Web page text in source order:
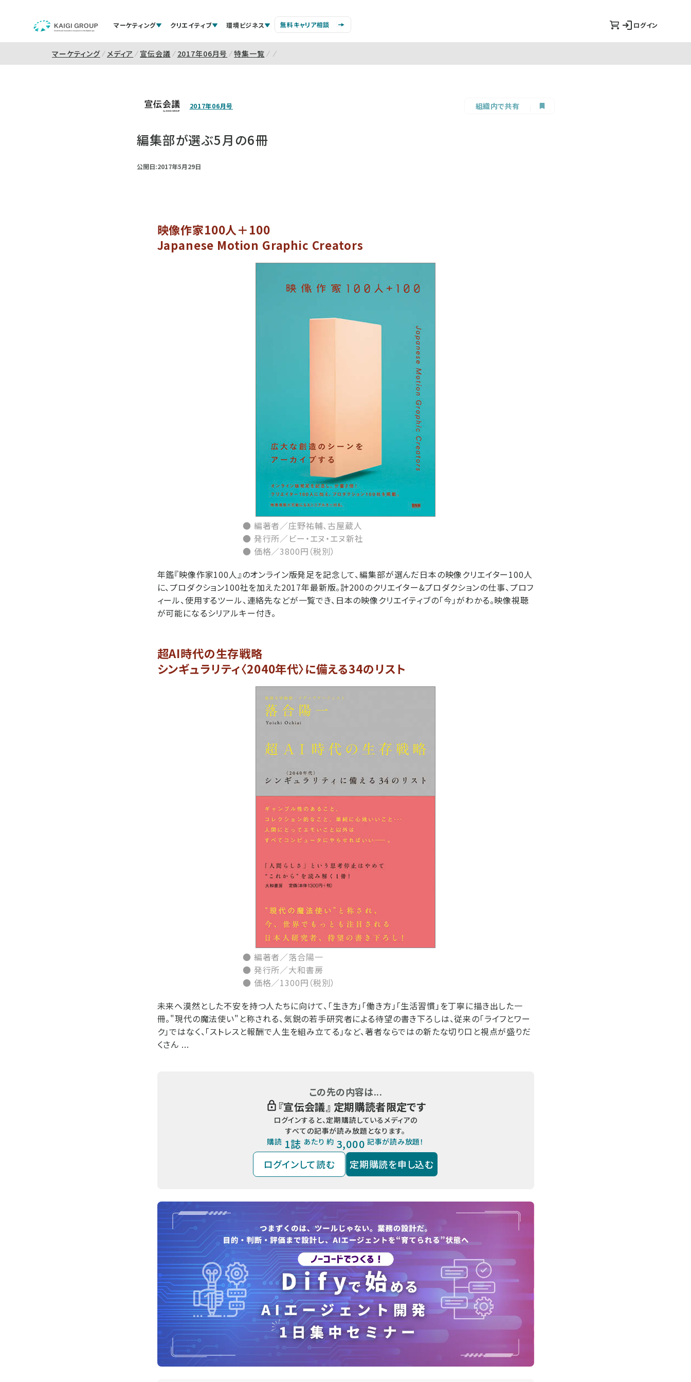
マーケティング クリエイティブ 環境ビジネス 無料キャリア相談 ログイン
マーケティング メディア 宣伝会議 2017年06月号 特集一覧
2017年06月号 組織内で共有
編集部が選ぶ5月の6冊
公開日:2017年5月29日
映像作家100人＋100
Japanese Motion Graphic Creators
● 編著者／庄野祐輔、古屋蔵人
● 発行所／ビー・エヌ・エヌ新社
● 価格／3800円（税別）
年鑑『映像作家100人』のオンライン版発足を記念して、編集部が選んだ日本の映像クリエイター100人
に、プロダクション100社を加えた2017年最新版。計200のクリエイター&プロダクションの仕事、プロフ
ィール、使用するツール、連絡先などが一覧でき、日本の映像クリエイティブの「今」がわかる。映像視聴
が可能になるシリアルキー付き。
超AI時代の生存戦略
シンギュラリティ〈2040年代〉に備える34のリスト
● 編著者／落合陽一
● 発行所／大和書房
● 価格／1300円（税別）
未来へ漠然とした不安を持つ人たちに向けて、「生き方」「働き方」「生活習慣」を丁寧に描き出した一
冊。"現代の魔法使い"と称される、気鋭の若手研究者による待望の書き下ろしは、従来の「ライフとワー
ク」ではなく、「ストレスと報酬で人生を組み立てる」など、著者ならではの新たな切り口と視点が盛りだ
くさん ...
この先の内容は...
『宣伝会議』 定期購読者限定です
ログインすると、定期購読しているメディアの
すべての記事が読み放題となります。
購読 1誌 あたり 約 3,000 記事が読み放題！
ログインして読む 定期購読を申し込む